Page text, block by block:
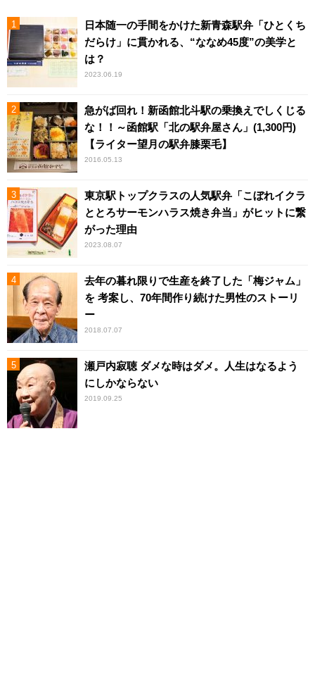
日本随一の手間をかけた新青森駅弁「ひとくち
だらけ」に貫かれる、“ななめ45度”の美学と
は？
2023.06.19
急がば回れ！新函館北斗駅の乗換えでしくじる
な！！～函館駅「北の駅弁屋さん」(1,300円)
【ライター望月の駅弁膝栗毛】
2016.05.13
東京駅トップクラスの人気駅弁「こぼれイクラ
ととろサーモンハラス焼き弁当」がヒットに繋
がった理由
2023.08.07
去年の暮れ限りで生産を終了した「梅ジャム」
を 考案し、70年間作り続けた男性のストーリ
ー
2018.07.07
瀬戸内寂聴 ダメな時はダメ。人生はなるよう
にしかならない
2019.09.25